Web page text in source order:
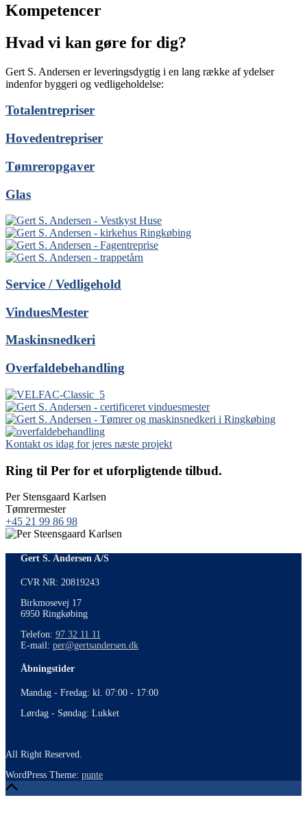
Kompetencer
Hvad vi kan gøre for dig?
Gert S. Andersen er leveringsdygtig i en lang række af ydelser
indenfor byggeri og vedligeholdelse:
Totalentrepriser
Hovedentrepriser
Tømreropgaver
Glas
Service / Vedligehold
VinduesMester
Maskinsnedkeri
Overfaldebehandling
Kontakt os idag for jeres næste projekt
Ring til Per for et uforpligtende tilbud.
Per Stensgaard Karlsen
Tømrermester
+45 21 99 86 98
Gert S. Andersen A/S
CVR NR: 20819243
Birkmosevej 17
6950 Ringkøbing
Telefon: 97 32 11 11
E-mail: per@gertsandersen.dk
Åbningstider
Mandag - Fredag: kl. 07:00 - 17:00
Lørdag - Søndag: Lukket
All Right Reserved.
WordPress Theme: punte